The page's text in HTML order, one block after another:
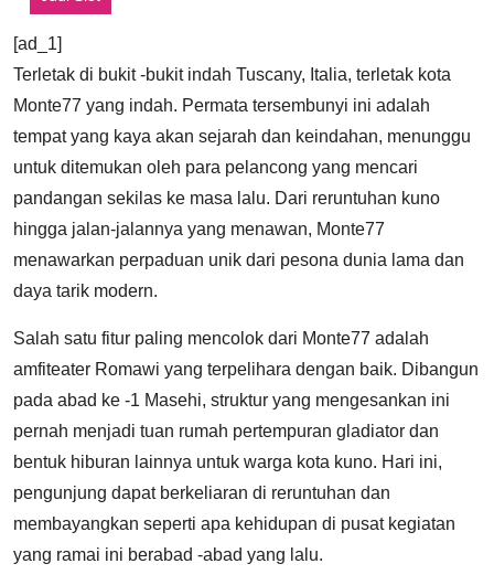
[ad_1]
Terletak di bukit -bukit indah Tuscany, Italia, terletak kota
Monte77 yang indah. Permata tersembunyi ini adalah
tempat yang kaya akan sejarah dan keindahan, menunggu
untuk ditemukan oleh para pelancong yang mencari
pandangan sekilas ke masa lalu. Dari reruntuhan kuno
hingga jalan-jalannya yang menawan, Monte77
menawarkan perpaduan unik dari pesona dunia lama dan
daya tarik modern.
Salah satu fitur paling mencolok dari Monte77 adalah
amfiteater Romawi yang terpelihara dengan baik. Dibangun
pada abad ke -1 Masehi, struktur yang mengesankan ini
pernah menjadi tuan rumah pertempuran gladiator dan
bentuk hiburan lainnya untuk warga kota kuno. Hari ini,
pengunjung dapat berkeliaran di reruntuhan dan
membayangkan seperti apa kehidupan di pusat kegiatan
yang ramai ini berabad -abad yang lalu.